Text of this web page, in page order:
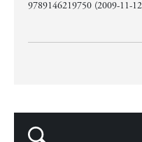
9789146219750 (2009-11-